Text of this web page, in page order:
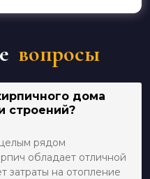
вопросы
дома
строений?
рядом
обладает отличной
затраты на отопление